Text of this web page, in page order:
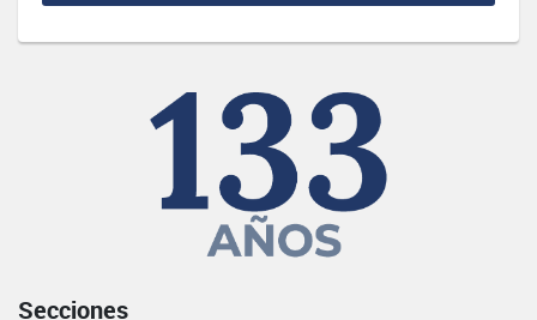
Secciones